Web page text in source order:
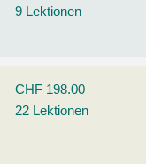
9 Lektionen
CHF 198.00
22 Lektionen